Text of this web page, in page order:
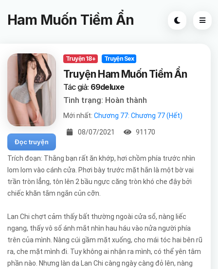
Ham Muốn Tiềm Ẩn
Đọc truyện
Truyện 18+ Truyện Sex
Truyện Ham Muốn Tiềm Ẩn
Tác giả: 69deluxe
Tình trạng: Hoàn thành
Mới nhất: Chương 77: Chương 77 (Hết)
08/07/2021 91170
Trích đoạn: Thằng bạn rất ăn khớp, hơi chồm phía trước nhìn
lom lom vào cánh cửa. Phơi bày trước mặt hắn là một bờ vai
trần tròn lẳng, tôn lên 2 bầu ngực căng tròn khó che đậy bởi
chiếc khăn tắm ngắn củn cỡn.
Lan Chi chợt cảm thấy bất thường ngoài cửa sổ, nàng liếc
ngang, thấy vô số ánh mắt nhìn hau háu vào nửa người phía
trên của mình. Nàng cúi gầm mặt xuống, cho mái tóc hai bên rũ
ra, che mặt mình đi. Tuy không ai nhận ra mình, có thể yên tâm
phần nào. Nhưng làn da Lan Chi càng ngày càng đỏ lên, nàng